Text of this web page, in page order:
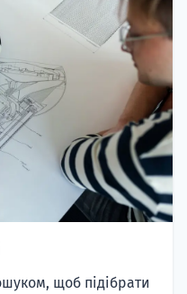
щоб підібрати